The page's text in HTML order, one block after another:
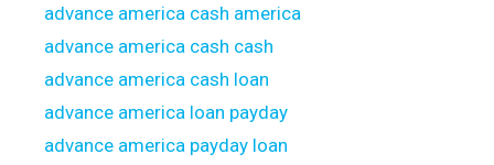
advance america cash america
advance america cash cash
advance america cash loan
advance america loan payday
advance america payday loan